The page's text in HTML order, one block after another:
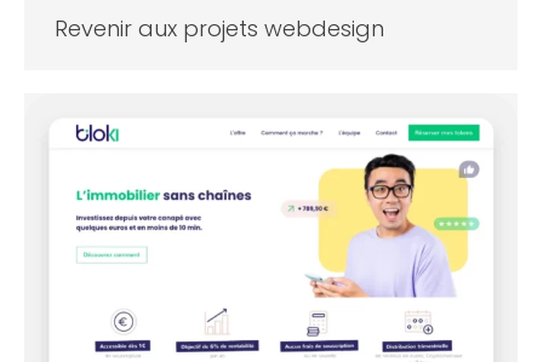
Revenir aux projets webdesign